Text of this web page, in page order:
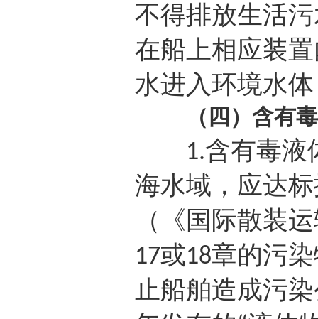
不得排放生活
在船上相应装
水进入环境水
（四）含有
1.含有毒液
海水域，应达
（《国际散装
17或18章的污
止船舶造成污